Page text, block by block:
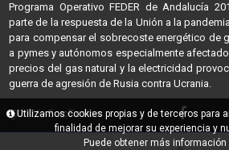
Programa Operativo FEDER de Andalucía
parte de la respuesta de la Unión a la pandemia
para compensar el sobrecoste energético de
a pymes y autónomos especialmente
precios del gas natural y la electricidad
guerra de agresión de Rusia contra Ucrania.
@2026 - EuroFiestas
Utilizamos cookies propias y de terceros para
finalidad de mejorar su experiencia y
Puede obtener más